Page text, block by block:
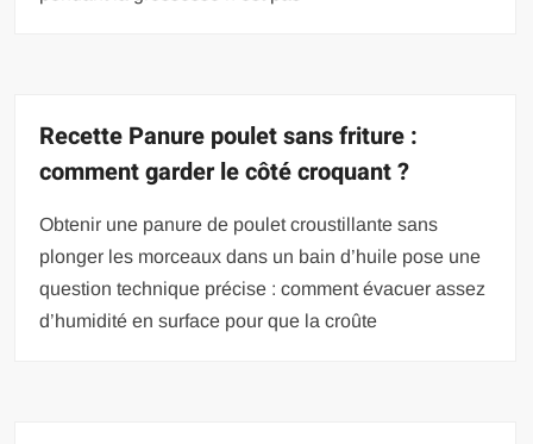
Recette Panure poulet sans friture :
comment garder le côté croquant ?
Obtenir une panure de poulet croustillante sans
plonger les morceaux dans un bain d’huile pose une
question technique précise : comment évacuer assez
d’humidité en surface pour que la croûte